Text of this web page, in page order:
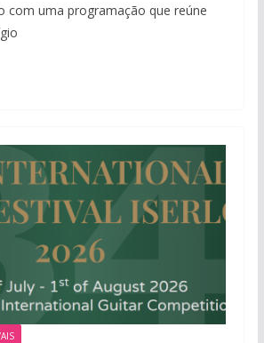
com uma programação que reúne